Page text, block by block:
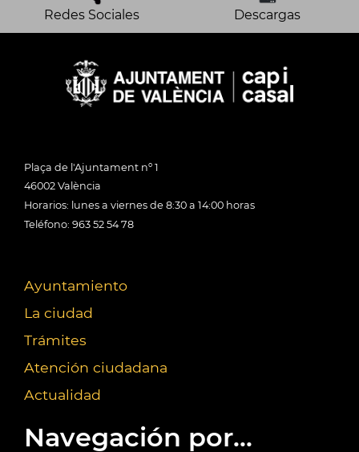
Redes Sociales Descargas
Plaça de l'Ajuntament nº 1
46002 València
Horarios: lunes a viernes de 8:30 a 14:00 horas
Teléfono: 963 52 54 78
Ayuntamiento
La ciudad
Trámites
Atención ciudadana
Actualidad
Navegación por...